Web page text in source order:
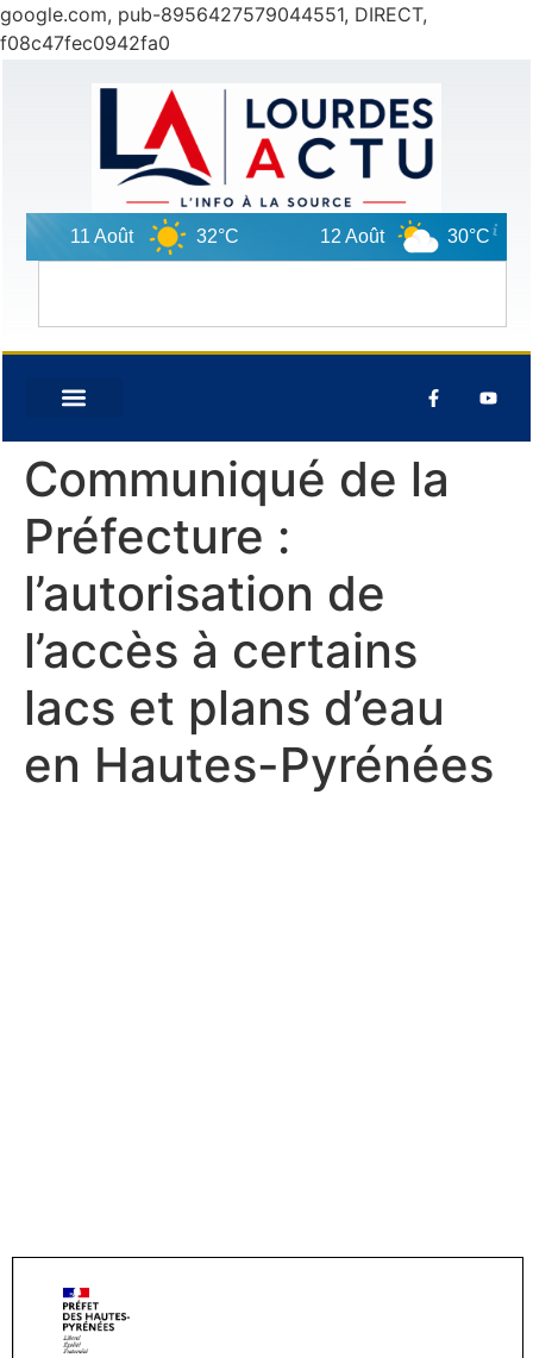
google.com, pub-8956427579044551, DIRECT,
f08c47fec0942fa0
11 Août 32°C 12 Août 30°C
Communiqué de la
Préfecture :
l’autorisation de
l’accès à certains
lacs et plans d’eau
en Hautes-Pyrénées